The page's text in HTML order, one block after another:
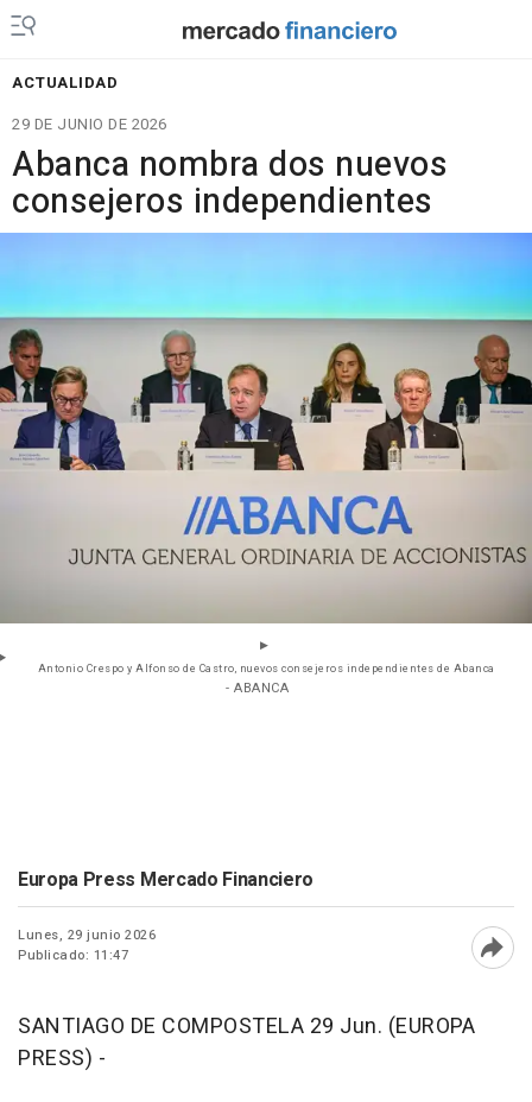
ACTUALIDAD
29 DE JUNIO DE 2026
Abanca nombra dos nuevos
consejeros independientes
Antonio Crespo y Alfonso de Castro, nuevos consejeros independientes de Abanca
- ABANCA
Europa Press Mercado Financiero
Lunes, 29 junio 2026
Publicado: 11:47
SANTIAGO DE COMPOSTELA 29 Jun. (EUROPA
PRESS) -